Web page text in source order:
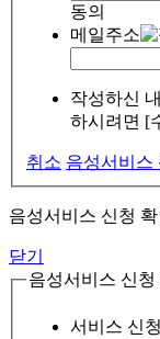
동의
메일주소
작성하신
하시려면 [
취소 음성서비스
음성서비스 신청 확
닫기
음성서비스 신청
서비스 신